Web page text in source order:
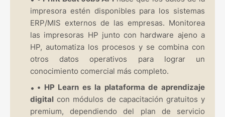
impresora estén disponibles para los sistemas
ERP/MIS externos de las empresas. Monitorea
las impresoras HP junto con hardware ajeno a
HP, automatiza los procesos y se combina con
otros datos operativos para lograr un
conocimiento comercial más completo.
• HP Learn es la plataforma de aprendizaje
digital con módulos de capacitación gratuitos y
premium, dependiendo del plan de servicio